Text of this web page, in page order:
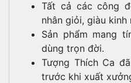
Tất cả các công
nhân giỏi, giàu kinh
Sản phẩm mang
dùng trọn đời.
Tượng Thích Ca
trước khi xuất